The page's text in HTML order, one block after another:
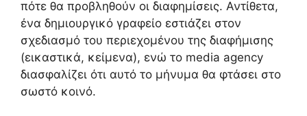
πότε θα προβληθούν οι διαφημίσεις. Αντίθετα,
ένα δημιουργικό γραφείο εστιάζει στον
σχεδιασμό του περιεχομένου της διαφήμισης
(εικαστικά, κείμενα), ενώ το media agency
διασφαλίζει ότι αυτό το μήνυμα θα φτάσει στο
σωστό κοινό.